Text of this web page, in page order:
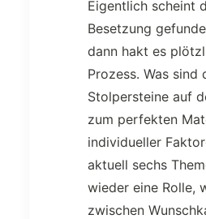
Eigentlich scheint
Besetzung
dann hakt es
Prozess. Was sind
Stolpersteine auf
zum perfekten
individueller
aktuell sechs
wieder eine Rolle,
zwischen